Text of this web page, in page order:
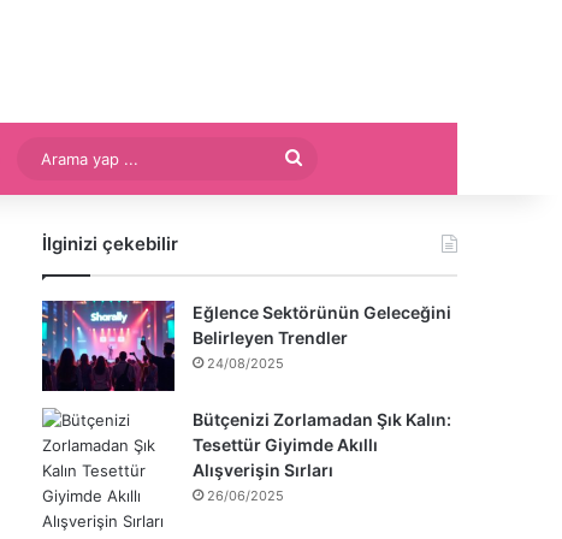
yap
İlginizi çekebilir
Eğlence Sektörünün Geleceğini
Belirleyen Trendler
24/08/2025
Bütçenizi Zorlamadan Şık Kalın:
Tesettür Giyimde Akıllı
Alışverişin Sırları
26/06/2025